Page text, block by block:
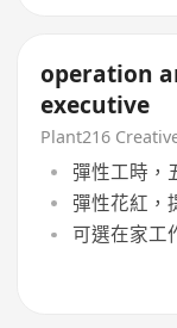
operation
executive
Plant216
彈性工時，
彈性花紅，
可選在家工